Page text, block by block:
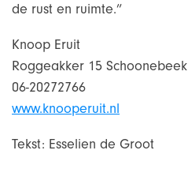
de rust en ruimte.”
Knoop Eruit
Roggeakker 15 Schoonebeek
06-20272766
www.knooperuit.nl
Tekst: Esselien de Groot